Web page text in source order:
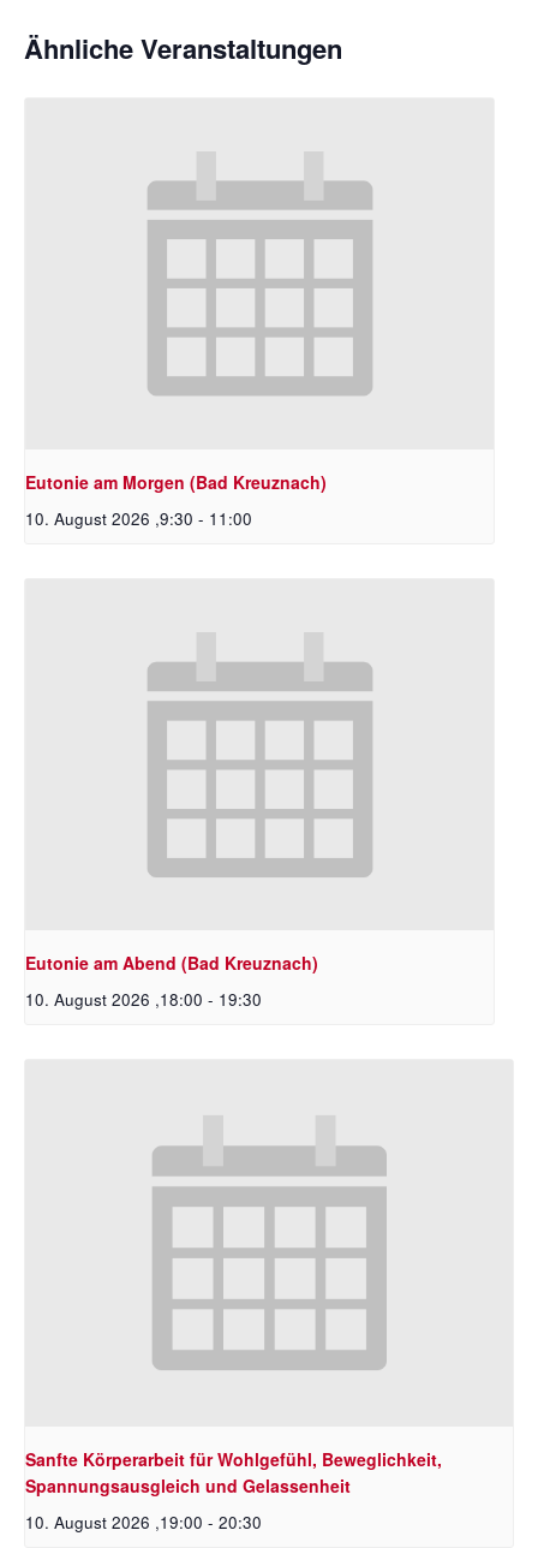
Ähnliche Veranstaltungen
Eutonie am Morgen (Bad Kreuznach)
10. August 2026 ,9:30 - 11:00
Eutonie am Abend (Bad Kreuznach)
10. August 2026 ,18:00 - 19:30
Sanfte Körperarbeit für Wohlgefühl, Beweglichkeit,
Spannungsausgleich und Gelassenheit
10. August 2026 ,19:00 - 20:30